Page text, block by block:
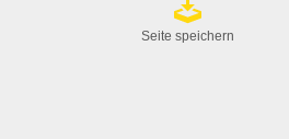
Seite speichern